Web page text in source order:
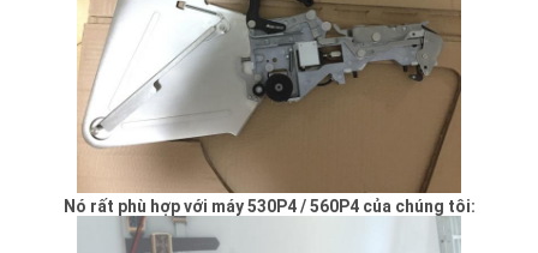
Nó rất phù hợp với máy 530P4 / 560P4 của chúng tôi: